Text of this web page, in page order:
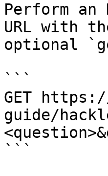
Perform an
URL with
optional
```
GET
guide/
```